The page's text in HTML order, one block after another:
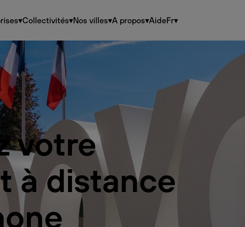
▾Collectivités▾Nos villes▾A propos▾AideFr▾
votre
à distance